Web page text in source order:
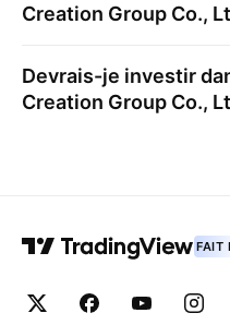
Creation Group Co.,
Devrais-je investir
Creation Group Co.,
FAIT